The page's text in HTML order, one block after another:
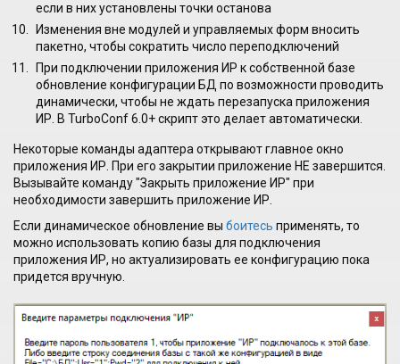
если в них установлены точки останова
Изменения вне модулей и управляемых форм вносить
пакетно, чтобы сократить число переподключений
При подключении приложения ИР к собственной базе
обновление конфигурации БД по возможности проводить
динамически, чтобы не ждать перезапуска приложения
ИР. В TurboConf 6.0+ скрипт это делает автоматически.
Некоторые команды адаптера открывают главное окно
приложения ИР. При его закрытии приложение НЕ завершится.
Вызывайте команду "Закрыть приложение ИР" при
необходимости завершить приложение ИР.
Если динамическое обновление вы боитесь применять, то
можно использовать копию базы для подключения
приложения ИР, но актуализировать ее конфигурацию пока
придется вручную.